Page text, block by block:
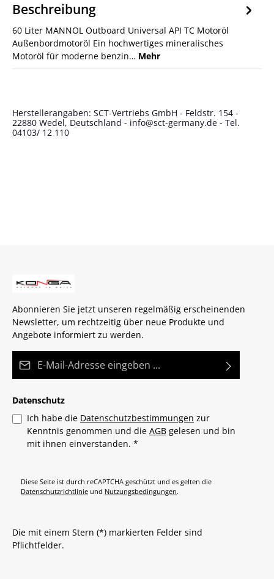
Beschreibung
60 Liter MANNOL Outboard Universal API TC Motoröl
Außenbordmotoröl Ein hochwertiges mineralisches
Motoröl für moderne benzin… Mehr
Herstellerangaben: SCT-Vertriebs GmbH - Feldstr. 154 -
22880 Wedel, Deutschland - info@sct-germany.de - Tel.
04103/ 12 110
Abonnieren Sie jetzt unseren regelmäßig erscheinenden
Newsletter, um rechtzeitig über neue Produkte und
Angebote informiert zu werden.
Datenschutz
Ich habe die Datenschutzbestimmungen zur
Kenntnis genommen und die AGB gelesen und bin
mit ihnen einverstanden. *
Diese Seite ist durch reCAPTCHA geschützt und es gelten die
Datenschutzrichtlinie und Nutzungsbedingungen.
Die mit einem Stern (*) markierten Felder sind
Pflichtfelder.